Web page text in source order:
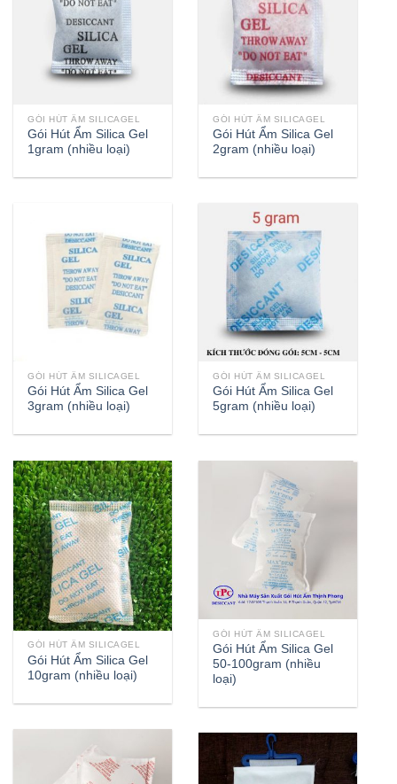
GÓI HÚT ẨM SILICAGEL
Gói Hút Ẩm Silica Gel
1gram (nhiều loại)
GÓI HÚT ẨM SILICAGEL
Gói Hút Ẩm Silica Gel
2gram (nhiều loại)
GÓI HÚT ẨM SILICAGEL
Gói Hút Ẩm Silica Gel
3gram (nhiều loại)
GÓI HÚT ẨM SILICAGEL
Gói Hút Ẩm Silica Gel
5gram (nhiều loại)
GÓI HÚT ẨM SILICAGEL
Gói Hút Ẩm Silica Gel
10gram (nhiều loại)
GÓI HÚT ẨM SILICAGEL
Gói Hút Ẩm Silica Gel
50-100gram (nhiều
loại)